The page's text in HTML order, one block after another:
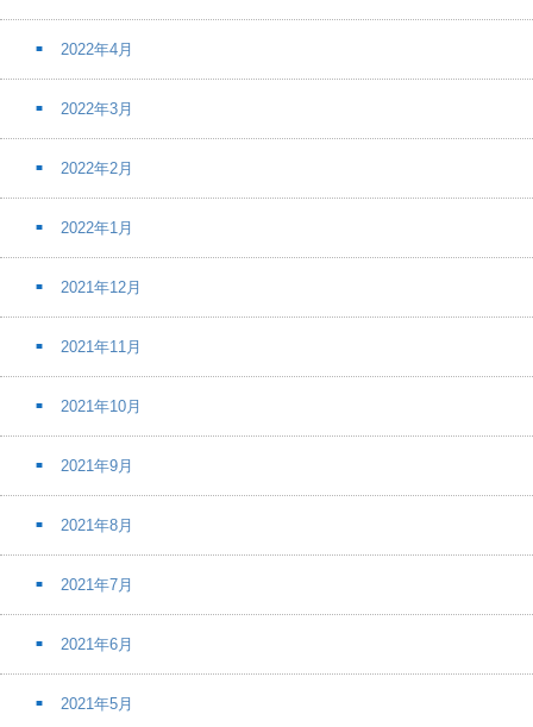
2022年4月
2022年3月
2022年2月
2022年1月
2021年12月
2021年11月
2021年10月
2021年9月
2021年8月
2021年7月
2021年6月
2021年5月